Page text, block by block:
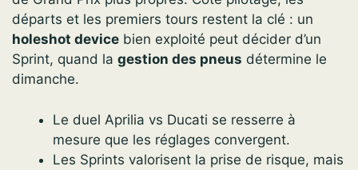
départs et les premiers tours restent la clé : un
holeshot device bien exploité peut décider d’un
Sprint, quand la gestion des pneus détermine le
dimanche.
Le duel Aprilia vs Ducati se resserre à
mesure que les réglages convergent.
Les Sprints valorisent la prise de risque, mais